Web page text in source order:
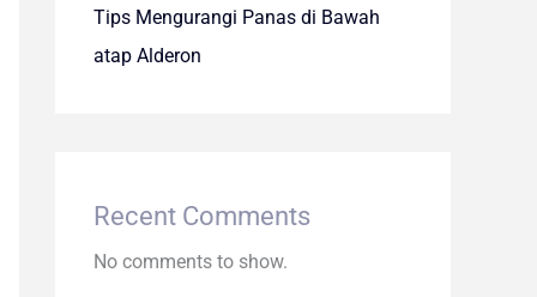
Tips Mengurangi Panas di Bawah
atap Alderon
Recent Comments
No comments to show.